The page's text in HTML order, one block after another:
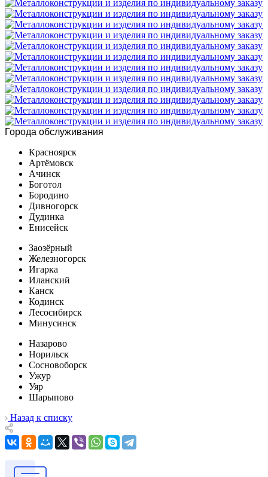
Города обслуживания
Красноярск
Артёмовск
Ачинск
Боготол
Бородино
Дивногорск
Дудинка
Енисейск
Заозёрный
Железногорск
Игарка
Иланский
Канск
Кодинск
Лесосибирск
Минусинск
Назарово
Норильск
Сосновоборск
Ужур
Уяр
Шарыпово
Назад к списку